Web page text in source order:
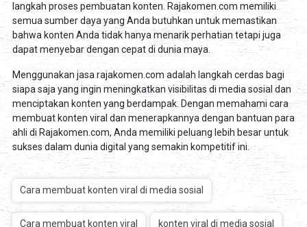
langkah proses pembuatan konten. Rajakomen.com memiliki
semua sumber daya yang Anda butuhkan untuk memastikan
bahwa konten Anda tidak hanya menarik perhatian tetapi juga
dapat menyebar dengan cepat di dunia maya.
Menggunakan jasa rajakomen.com adalah langkah cerdas bagi
siapa saja yang ingin meningkatkan visibilitas di media sosial dan
menciptakan konten yang berdampak. Dengan memahami cara
membuat konten viral dan menerapkannya dengan bantuan para
ahli di Rajakomen.com, Anda memiliki peluang lebih besar untuk
sukses dalam dunia digital yang semakin kompetitif ini.
Cara membuat konten viral di media sosial
Cara membuat konten viral konten viral di media sosial